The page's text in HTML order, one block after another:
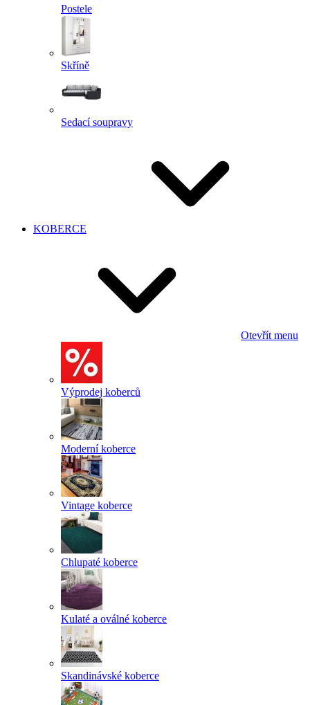
Postele
Skříně
Sedací soupravy
KOBERCE
Otevřít menu
Výprodej koberců
Moderní koberce
Vintage koberce
Chlupaté koberce
Kulaté a oválné koberce
Skandinávské koberce